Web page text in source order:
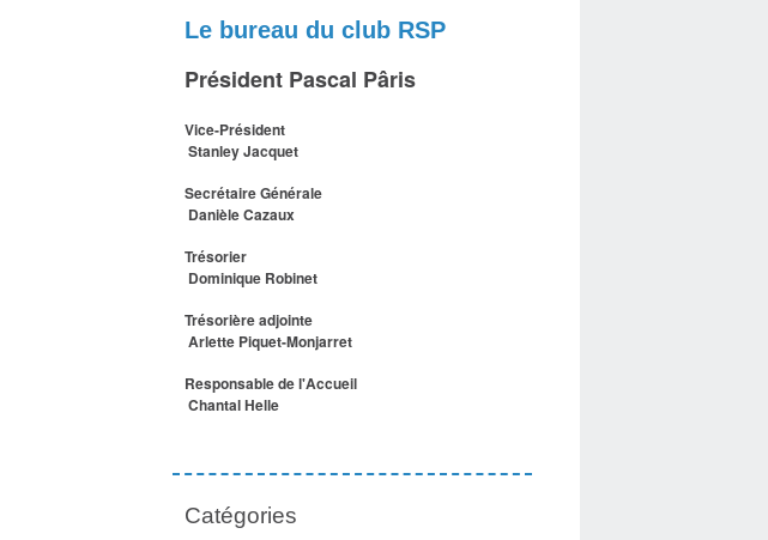
Le bureau du club RSP
Président Pascal Pâris
Vice-Président
Stanley Jacquet
Secrétaire Générale
Danièle Cazaux
Trésorier
Dominique Robinet
Trésorière adjointe
Arlette Piquet-Monjarret
Responsable de l'Accueil
Chantal Helle
Catégories